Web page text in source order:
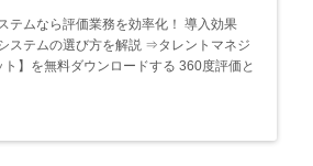
テムなら評価業務を効率化！ 導入効果
ステムの選び方を解説 ⇒タレントマネジ
】を無料ダウンロードする 360度評価と